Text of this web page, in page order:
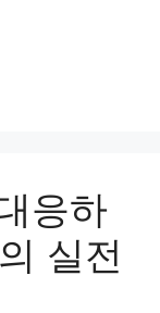
응하
실전